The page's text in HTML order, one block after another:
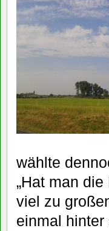
wählte
„Hat man
viel zu
einmal